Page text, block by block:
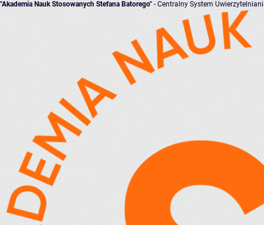
"Akademia Nauk Stosowanych Stefana Batorego" - Centralny System